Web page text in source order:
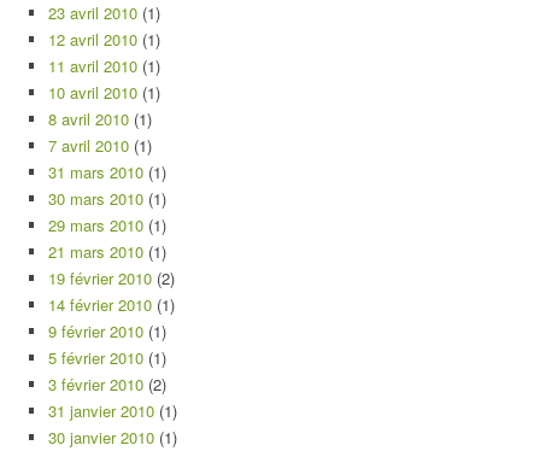
23 avril 2010 (1)
12 avril 2010 (1)
11 avril 2010 (1)
10 avril 2010 (1)
8 avril 2010 (1)
7 avril 2010 (1)
31 mars 2010 (1)
30 mars 2010 (1)
29 mars 2010 (1)
21 mars 2010 (1)
19 février 2010 (2)
14 février 2010 (1)
9 février 2010 (1)
5 février 2010 (1)
3 février 2010 (2)
31 janvier 2010 (1)
30 janvier 2010 (1)